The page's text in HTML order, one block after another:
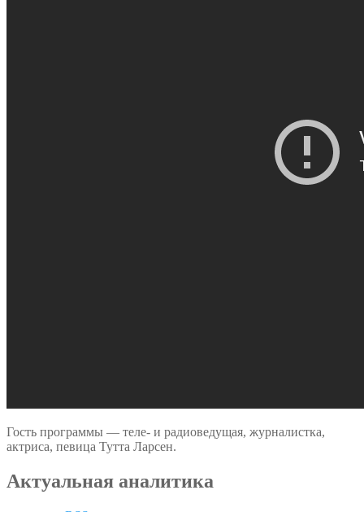
Гость программы — теле- и радиоведущая, журналистка,
актриса, певица Тутта Ларсен.
Актуальная аналитика